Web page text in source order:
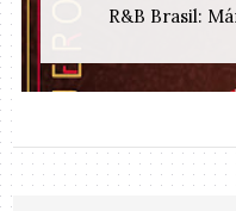
R&B Brasil: